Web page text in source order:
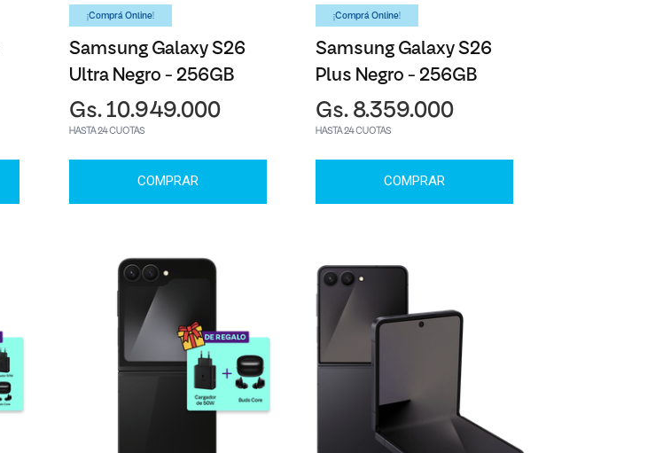
¡Comprá Online!
Samsung Galaxy S26
Ultra Negro - 256GB
Gs. 10.949.000
HASTA 24 CUOTAS
COMPRAR
¡Comprá Online!
Samsung Galaxy S26
Plus Negro - 256GB
Gs. 8.359.000
HASTA 24 CUOTAS
COMPRAR